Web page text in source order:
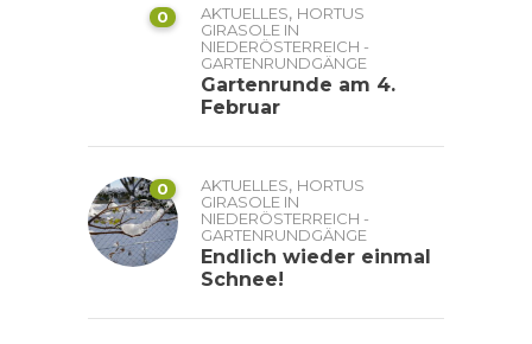
0 AKTUELLES, HORTUS
GIRASOLE IN
NIEDERÖSTERREICH -
GARTENRUNDGÄNGE
Gartenrunde am 4.
Februar
0 AKTUELLES, HORTUS
GIRASOLE IN
NIEDERÖSTERREICH -
GARTENRUNDGÄNGE
Endlich wieder einmal
Schnee!